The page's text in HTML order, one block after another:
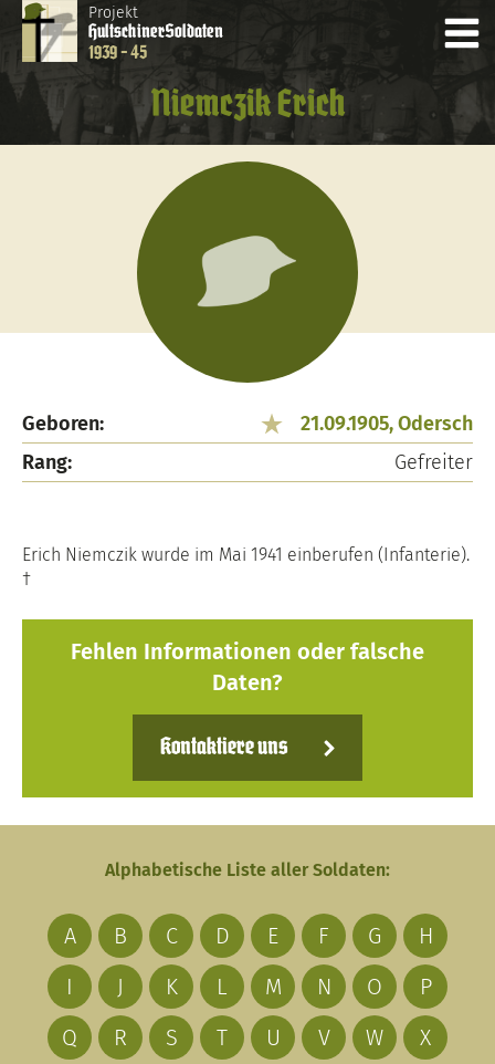
Projekt
HultschinerSoldaten
1939 - 45
Niemczik Erich
Geboren:
21.09.1905, Odersch
Rang:
Gefreiter
Erich Niemczik wurde im Mai 1941 einberufen (Infanterie).
†
Fehlen Informationen oder falsche
Daten?
Kontaktiere uns
Alphabetische Liste aller Soldaten:
A B C D E F G
H
I
J K L M N O
P
Q
R S T U V W
X